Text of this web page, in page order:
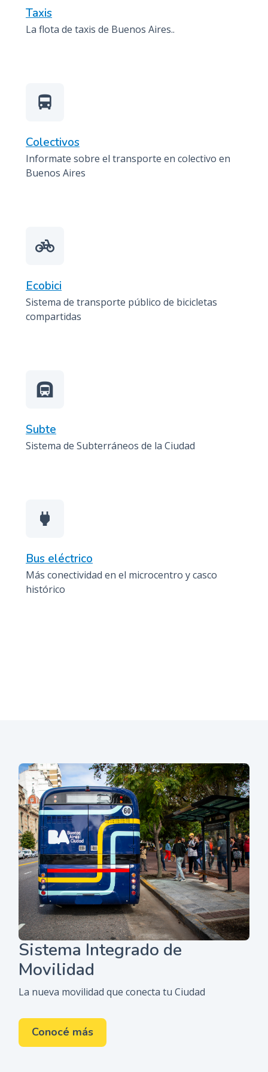
Taxis
La flota de taxis de Buenos Aires..
directions_bus
Colectivos
Informate sobre el transporte en colectivo en
Buenos Aires
pedal_bike
Ecobici
Sistema de transporte público de bicicletas
compartidas
subway
Subte
Sistema de Subterráneos de la Ciudad
power
Bus eléctrico
Más conectividad en el microcentro y casco
histórico
Sistema Integrado de
Movilidad
La nueva movilidad que conecta tu Ciudad
Conocé más